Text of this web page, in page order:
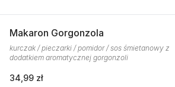
Makaron Gorgonzola
kurczak / pieczarki / pomidor / sos śmietanowy z
dodatkiem aromatycznej gorgonzoli
34,99 zł